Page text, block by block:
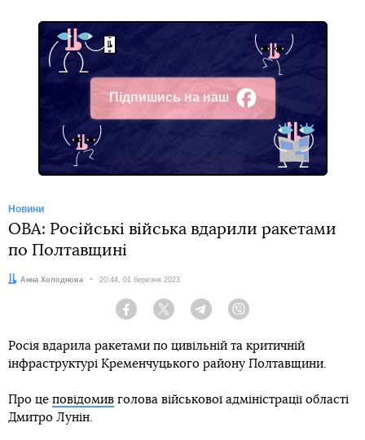
Підпишись на наш
Facebook
Новини
ОВА: Російські війська вдарили ракетами
по Полтавщині
Автор:
Анна Холоднова Дата:
20:44, 01 березня 2023
Facebook Twitter Telegram
Росія вдарила ракетами по цивільній та критичній
інфраструктурі Кременчуцького району Полтавщини.
Про це повідомив голова військової адміністрації області
Дмитро Лунін.